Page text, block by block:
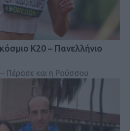
Κ20 – Πανελλήνιο
Πέρασε και η Ρούσσου